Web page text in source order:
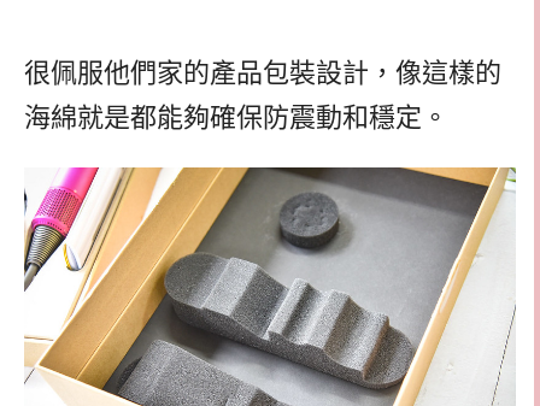
很佩服他們家的產品包裝設計，像這樣的
海綿就是都能夠確保防震動和穩定。